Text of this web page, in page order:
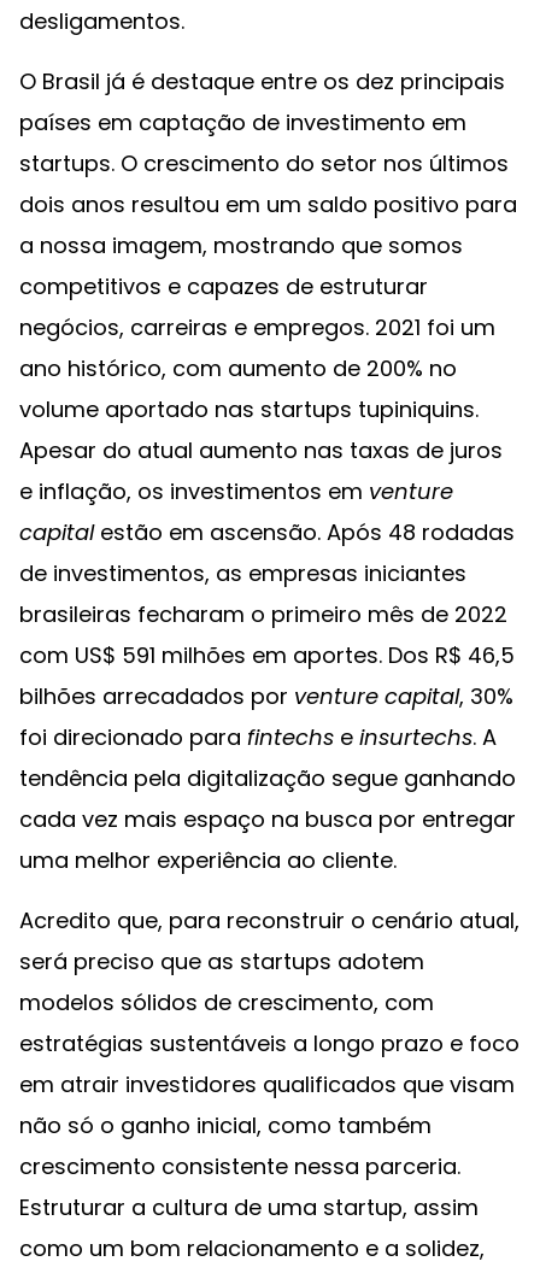
desligamentos.
O Brasil já é destaque entre os dez principais
países em captação de investimento em
startups. O crescimento do setor nos últimos
dois anos resultou em um saldo positivo para
a nossa imagem, mostrando que somos
competitivos e capazes de estruturar
negócios, carreiras e empregos. 2021 foi um
ano histórico, com aumento de 200% no
volume aportado nas startups tupiniquins.
Apesar do atual aumento nas taxas de juros
e inflação, os investimentos em venture
capitalestão em ascensão. Após 48 rodadas
de investimentos, as empresas iniciantes
brasileiras fecharam o primeiro mês de 2022
com US$ 591 milhões em aportes. Dos R$ 46,5
bilhões arrecadados por venture capital, 30%
foi direcionado para fintechs e insurtechs. A
tendência pela digitalização segue ganhando
cada vez mais espaço na busca por entregar
uma melhor experiência ao cliente.
Acredito que, para reconstruir o cenário atual,
será preciso que as startups adotem
modelos sólidos de crescimento, com
estratégias sustentáveis a longo prazo e foco
em atrair investidores qualificados que visam
não só o ganho inicial, como também
crescimento consistente nessa parceria.
Estruturar a cultura de uma startup, assim
como um bom relacionamento e a solidez,